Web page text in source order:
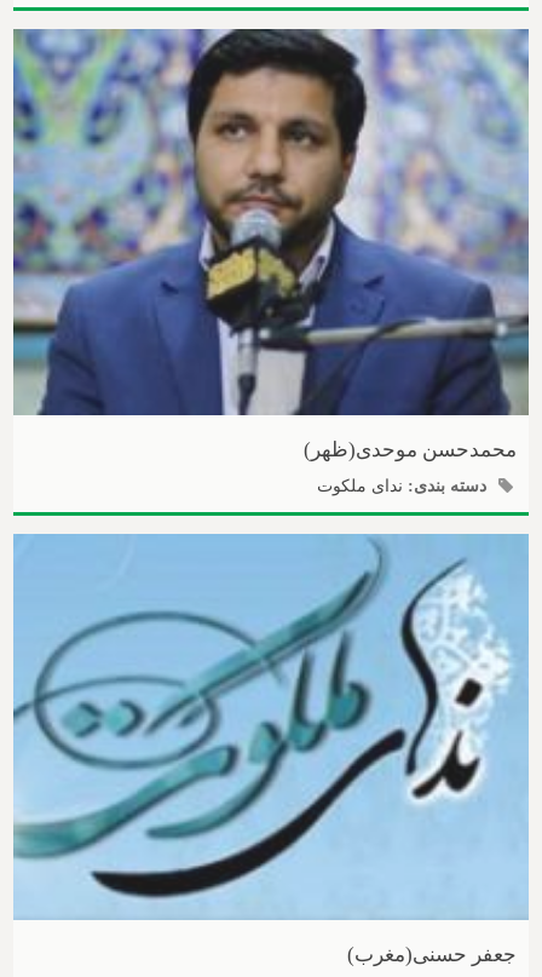
محمدحسن موحدی(ظهر)
دسته بندی: ندای ملکوت
جعفر حسنی(مغرب)